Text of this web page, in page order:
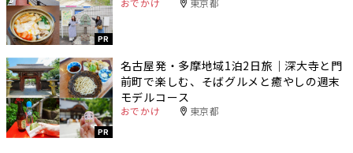
PR
おでかけ 東京都
PR
名古屋発・多摩地域1泊2日旅｜深大寺と門
前町で楽しむ、そばグルメと癒やしの週末
モデルコース
おでかけ 東京都